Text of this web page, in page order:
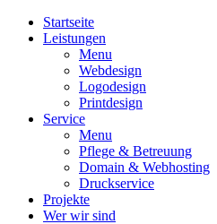
Startseite
Leistungen
Menu
Webdesign
Logodesign
Printdesign
Service
Menu
Pflege & Betreuung
Domain & Webhosting
Druckservice
Projekte
Wer wir sind